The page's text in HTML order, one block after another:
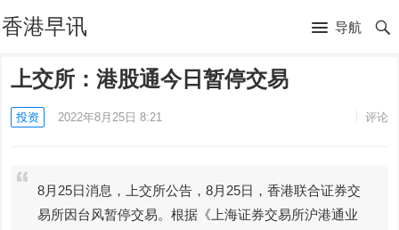
香港早讯 导航
上交所：港股通今日暂停交易
投资 2022年8月25日 8:21 评论
8月25日消息，上交所公告，8月25日，香港联合证券交
易所因台风暂停交易。根据《上海证券交易所沪港通业